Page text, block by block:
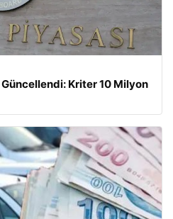
Güncellendi: Kriter 10 Milyon